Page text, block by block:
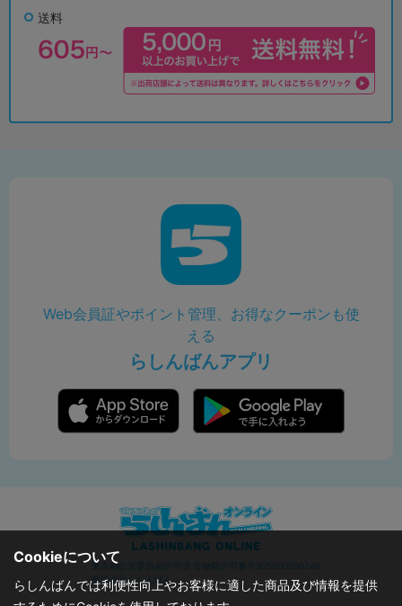
送料
Web会員証やポイント管理、お得なクーポンも使
える
らしんばんアプリ
東京都公安委員会許可済 古物商許可番号305500206246
株式会社らしんばん
Cookieについて
らしんばんでは利便性向上やお客様に適した商品及び情報を提供